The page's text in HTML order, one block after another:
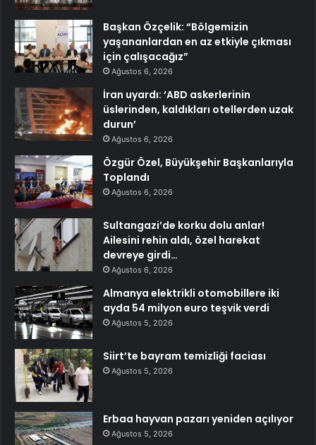
Başkan Özçelik: “Bölgemizin
yaşananlardan en az etkiyle çıkması
için çalışacağız”
Ağustos 6, 2026
İran uyardı: ‘ABD askerlerinin
üslerinden, kaldıkları otellerden uzak
durun’
Ağustos 6, 2026
Özgür Özel, Büyükşehir Başkanlarıyla
Toplandı
Ağustos 6, 2026
Sultangazi’de korku dolu anlar!
Ailesini rehin aldı, özel harekat
devreye girdi…
Ağustos 6, 2026
Almanya elektrikli otomobillere iki
ayda 54 milyon euro teşvik verdi
Ağustos 5, 2026
Siirt’te bayram temizliği faciası
Ağustos 5, 2026
Erbaa hayvan pazarı yeniden açılıyor
Ağustos 5, 2026